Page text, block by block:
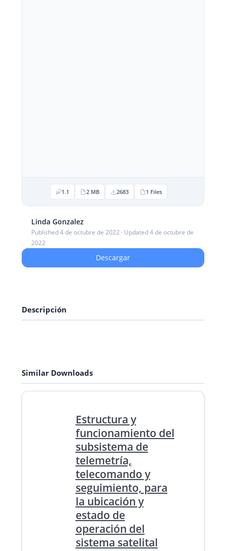
1.1 2 MB 2683 1 Files
Linda Gonzalez
Published 4 de octubre de 2022 · Updated 4 de octubre de
2022
Descargar
Descripción
Similar Downloads
Estructura y
funcionamiento del
subsistema de
telemetría,
telecomando y
seguimiento, para
la ubicación y
estado de
operación del
sistema satelital